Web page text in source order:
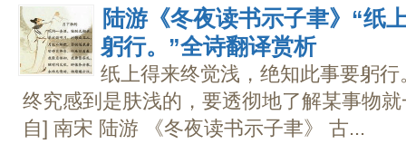
陆游《冬夜读书示子聿》“纸
躬行。”全诗翻译赏析
纸上得来终觉浅，绝知此事要躬
终究感到是肤浅的，要透彻地了解某事物
自] 南宋 陆游 《冬夜读书示子聿》 古...